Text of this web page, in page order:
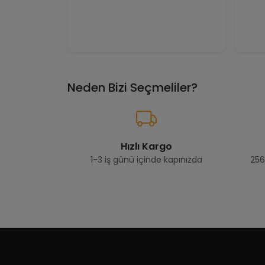
Neden Bizi Seçmeliler?
Hızlı Kargo
1-3 iş günü içinde kapınızda